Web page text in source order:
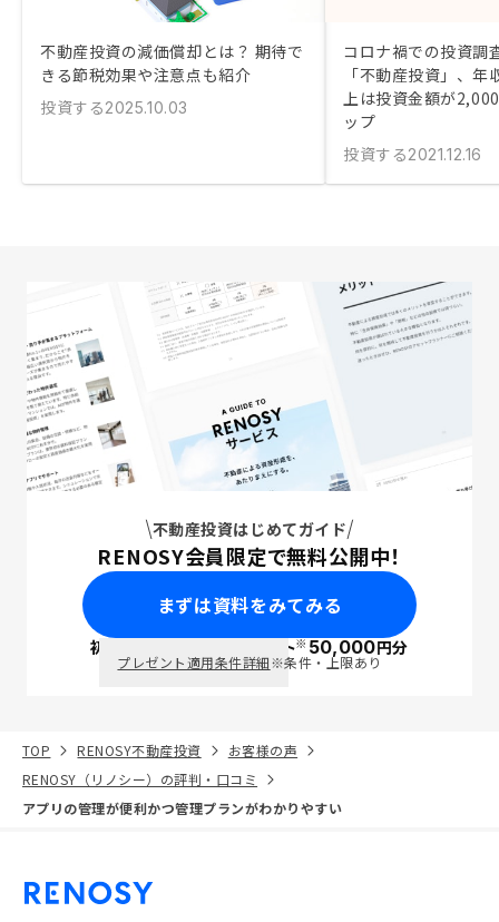
不動産投資の減価償却とは？ 期待で
きる節税効果や注意点も紹介
投資する2025.10.03
コロナ禍での投資調
「不動産投資」、
上は投資金額が
ップ
投資する2021.12.16
不動産投資はじめてガイド
RENOSY会員限定で無料公開中！
まずは資料をみてみる
初回面談で ポイント※50,000円分
プレゼント適用条件詳細※条件・上限あり
TOP RENOSY不動産投資
お客様の声
RENOSY（リノシー）の評判・口コミ
アプリの管理が便利かつ管理プランがわかりやすい